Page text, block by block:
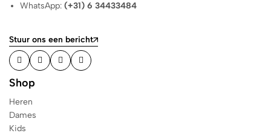
WhatsApp:(+31) 6 34433484
Stuur ons een bericht
Shop
Heren
Dames
Kids